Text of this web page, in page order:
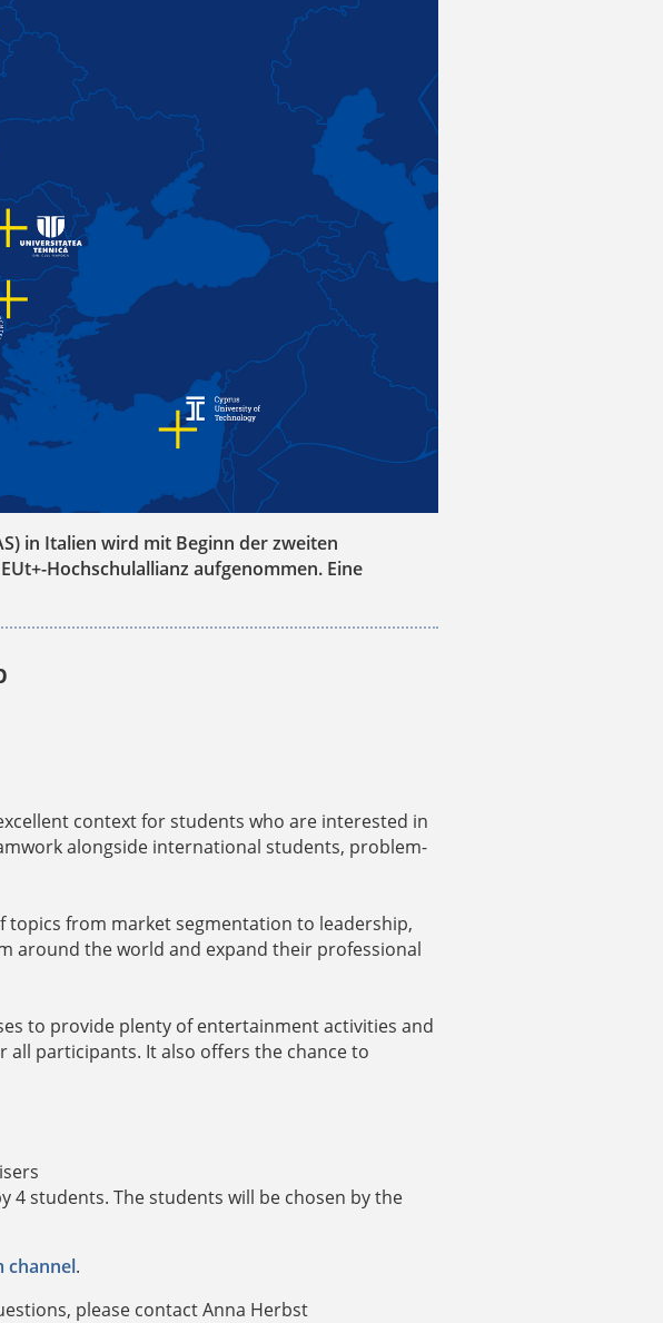
in Italien wird mit Beginn der zweiten
Hochschulallianz aufgenommen. Eine
context for students who are interested in
alongside international students, problem-
from market segmentation to leadership,
around the world and expand their professional
to provide plenty of entertainment activities and
participants. It also offers the chance to
students. The students will be chosen by the
channel.
please contact Anna Herbst